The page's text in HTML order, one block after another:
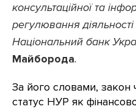
консультаційної та
регулювання
Національний банк
Майборода.
За його словами, закон
статус НУР як